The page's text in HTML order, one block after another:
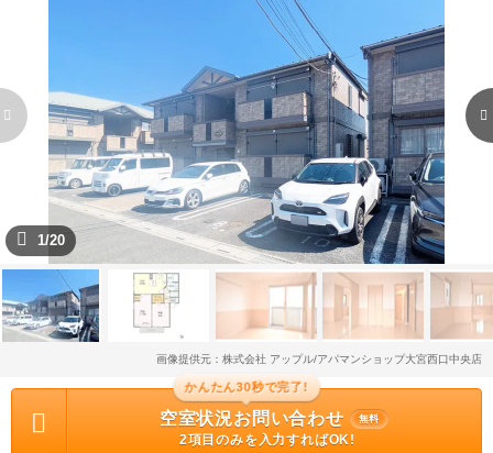
1/20
画像提供元：株式会社 アップル/アパマンショップ大宮西口中央店
かんたん30秒で完了!
空室状況お問い合わせ 無料
2項目のみを入力すればOK!